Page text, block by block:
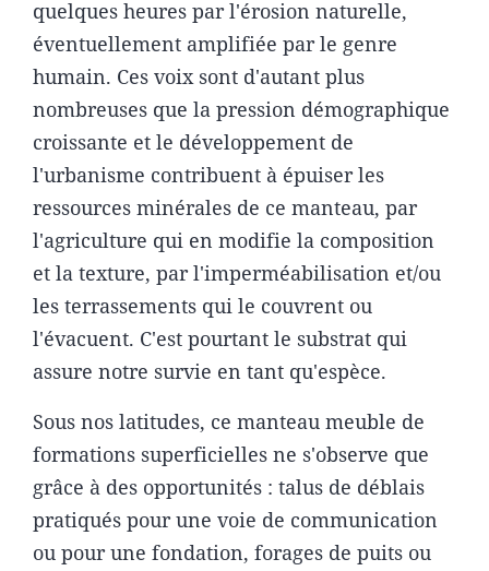
quelques heures par l'érosion naturelle,
éventuellement amplifiée par le genre
humain. Ces voix sont d'autant plus
nombreuses que la pression démographique
croissante et le développement de
l'urbanisme contribuent à épuiser les
ressources minérales de ce manteau, par
l'agriculture qui en modifie la composition
et la texture, par l'imperméabilisation et/ou
les terrassements qui le couvrent ou
l'évacuent. C'est pourtant le substrat qui
assure notre survie en tant qu'espèce.
Sous nos latitudes, ce manteau meuble de
formations superficielles ne s'observe que
grâce à des opportunités : talus de déblais
pratiqués pour une voie de communication
ou pour une fondation, forages de puits ou